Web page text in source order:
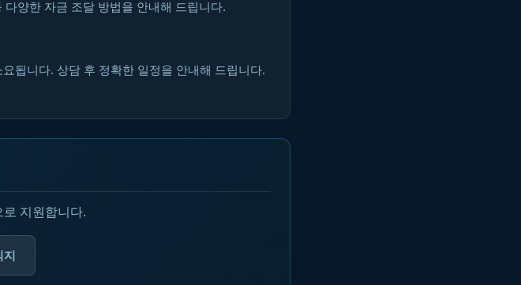
다양한 자금 조달 방법을 안내해 드립니다.
됩니다. 상담 후 정확한 일정을 안내해 드립니다.
지원합니다.